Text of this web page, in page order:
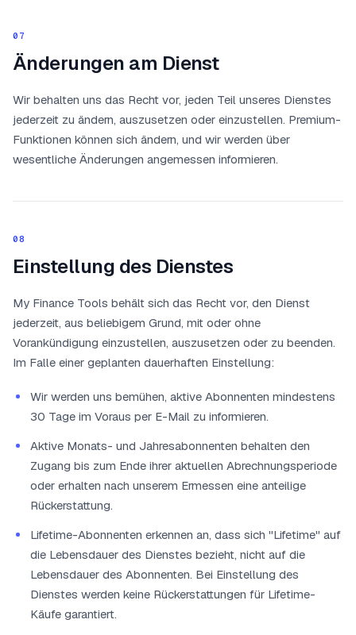
07
Änderungen am Dienst
Wir behalten uns das Recht vor, jeden Teil unseres Dienstes
jederzeit zu ändern, auszusetzen oder einzustellen. Premium-
Funktionen können sich ändern, und wir werden über
wesentliche Änderungen angemessen informieren.
08
Einstellung des Dienstes
My Finance Tools behält sich das Recht vor, den Dienst
jederzeit, aus beliebigem Grund, mit oder ohne
Vorankündigung einzustellen, auszusetzen oder zu beenden.
Im Falle einer geplanten dauerhaften Einstellung:
Wir werden uns bemühen, aktive Abonnenten mindestens
30 Tage im Voraus per E-Mail zu informieren.
Aktive Monats- und Jahresabonnenten behalten den
Zugang bis zum Ende ihrer aktuellen Abrechnungsperiode
oder erhalten nach unserem Ermessen eine anteilige
Rückerstattung.
Lifetime-Abonnenten erkennen an, dass sich "Lifetime" auf
die Lebensdauer des Dienstes bezieht, nicht auf die
Lebensdauer des Abonnenten. Bei Einstellung des
Dienstes werden keine Rückerstattungen für Lifetime-
Käufe garantiert.